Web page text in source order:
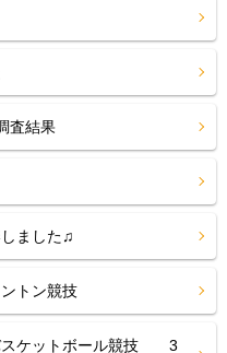
査結果
ました♫
トン競技
スケットボール競技 3